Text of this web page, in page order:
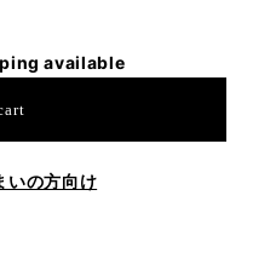
available
いの方向け